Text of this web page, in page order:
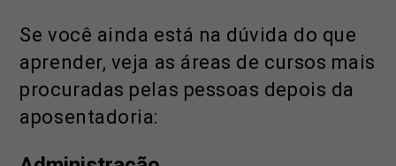
Se você ainda está na dúvida do que
aprender, veja as áreas de cursos mais
procuradas pelas pessoas depois da
aposentadoria: